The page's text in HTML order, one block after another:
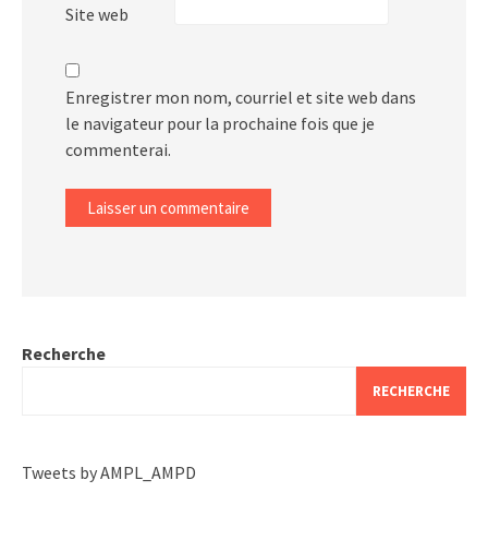
Site web
Enregistrer mon nom, courriel et site web dans
le navigateur pour la prochaine fois que je
commenterai.
Recherche
RECHERCHE
Tweets by AMPL_AMPD